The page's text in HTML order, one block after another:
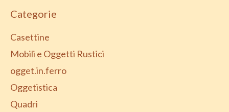
Categorie
Casettine
Mobili e Oggetti Rustici
ogget.in.ferro
Oggetistica
Quadri